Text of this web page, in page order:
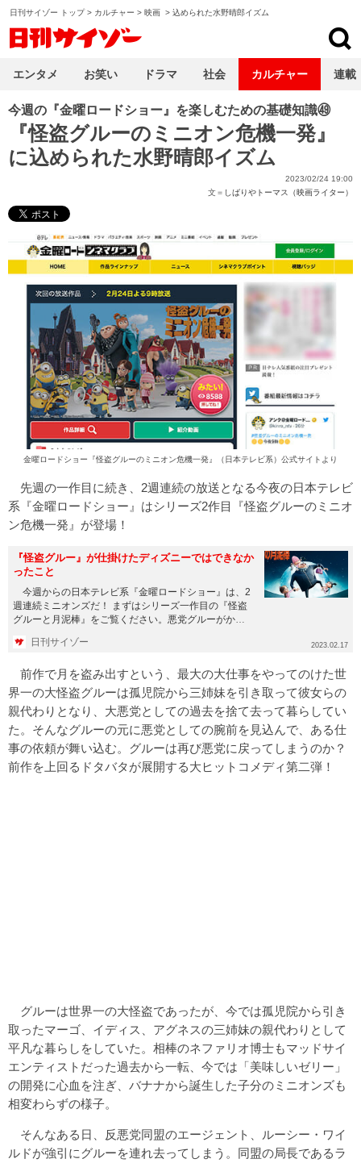
日刊サイゾー トップ> カルチャー > 映画 > 込められた水野晴郎イズム
今週の『金曜ロードショー』を楽しむための基礎知識㊾
『怪盗グルーのミニオン危機一発』
に込められた水野晴郎イズム
2023/02/24 19:00
文＝ しばりやトーマス（映画ライター）
金曜ロードショー『怪盗グルーのミニオン危機一発』（日本テレビ系）公式サイトより
先週の一作目に続き、2週連続の放送となる今夜の日本テレビ
系『金曜ロードショー』はシリーズ2作目『怪盗グルーのミニオ
ン危機一発』が登場！
『怪盗グルー』が仕掛けたディズニーではできなか
ったこと
今週からの日本テレビ系『金曜ロードショー』は、2
週連続ミニオンズだ！ まずはシリーズ一作目の『怪盗
グルーと月泥棒』をご覧ください。悪党グルーがかわ
日刊サイゾー 2023.02.17
前作で月を盗み出すという、最大の大仕事をやってのけた世
界一の大怪盗グルーは孤児院から三姉妹を引き取って彼女らの
親代わりとなり、大悪党としての過去を捨て去って暮らしてい
た。そんなグルーの元に悪党としての腕前を見込んで、ある仕
事の依頼が舞い込む。グルーは再び悪党に戻ってしまうのか？
前作を上回るドタバタが展開する大ヒットコメディ第二弾！
グルーは世界一の大怪盗であったが、今では孤児院から引き
取ったマーゴ、イディス、アグネスの三姉妹の親代わりとして
平凡な暮らしをしていた。相棒のネファリオ博士もマッドサイ
エンティストだった過去から一転、今では「美味しいゼリー」
の開発に心血を注ぎ、バナナから誕生した子分のミニオンズも
相変わらずの様子。
そんなある日、反悪党同盟のエージェント、ルーシー・ワイ
ルドが強引にグルーを連れ去ってしまう。同盟の局長であるラ
エンタメ お笑い ドラマ 社会 カルチャー 連載